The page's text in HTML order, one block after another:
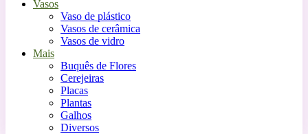
Vasos
Vaso de plástico
Vasos de cerâmica
Vasos de vidro
Mais
Buquês de Flores
Cerejeiras
Placas
Plantas
Galhos
Diversos